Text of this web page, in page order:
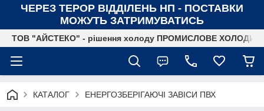
ЧЕРЕЗ ТЕРОР ВІДДІЛЕНЬ НП - ПОСТАВКИ
МОЖУТЬ ЗАТРИМУВАТИСЬ
ТОВ "АЙСТЕКО" - рішення холоду ПРОМИСЛОВЕ
КАТАЛОГ ЕНЕРГОЗБЕРІГАЮЧІ ЗАВІСИ ПВХ